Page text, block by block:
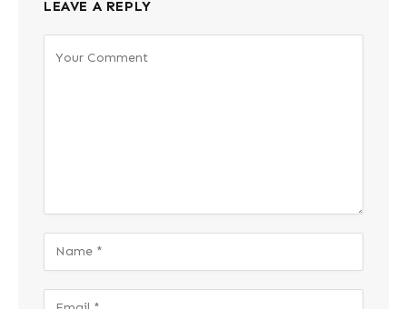
LEAVE A REPLY